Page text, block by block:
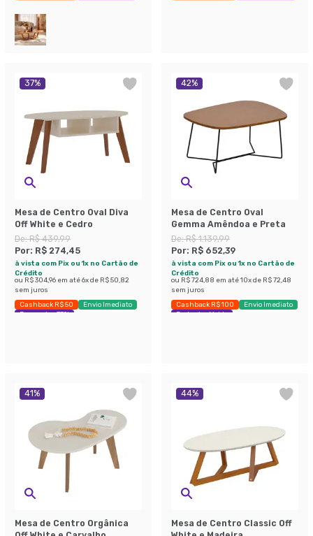
37%
Mesa de Centro Oval Diva
Off White e Cedro
De:R$ 439,99
Por: R$ 274,45
à vista com Pix ou 1x no Cartão de
Crédito
ou R$ 304,96 em até6x de R$ 50,82
sem juros
Cashback R$ 50
Envio Imediato
Economize 37%
42%
Mesa de Centro Oval
Gemma Amêndoa e Preta
De:R$ 1.139,99
Por: R$ 652,39
à vista com Pix ou 1x no Cartão de
Crédito
ou R$ 724,88 em até10x de R$ 72,48
sem juros
Cashback R$ 100
Envio Imediato
Exclusivo Mobly
41%
Mesa de Centro Orgânica
44%
Mesa de Centro Classic Off